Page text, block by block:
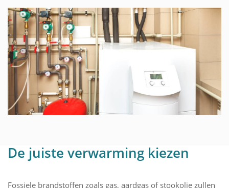
De juiste verwarming kiezen
Fossiele brandstoffen zoals gas, aardgas of stookolie zullen